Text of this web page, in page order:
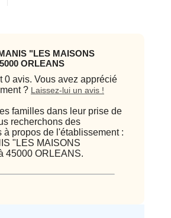
"LES MAISONS
ORLEANS
0 avis. Vous avez apprécié
? Laissez-lui un avis !
familles dans leur prise de
recherchons des
à propos de l'établissement :
"LES MAISONS
45000 ORLEANS.